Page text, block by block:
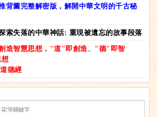
背圖完整解密版，解開中華文明的千古秘
索失落的中華神話: 重現被遺忘的故事段落
造智慧思想，"道"即創造、"德"即智
德經